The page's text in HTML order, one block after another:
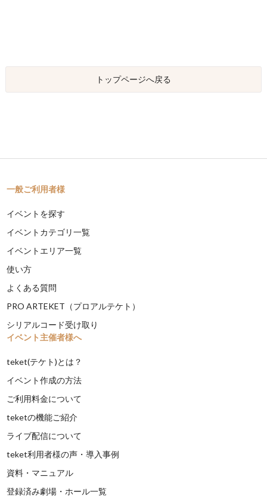
トップページへ戻る
一般ご利用者様
イベントを探す
イベントカテゴリ一覧
イベントエリア一覧
使い方
よくある質問
PRO ARTEKET（プロアルテケト）
シリアルコード受け取り
イベント主催者様へ
teket(テケト)とは？
イベント作成の方法
ご利用料金について
teketの機能ご紹介
ライブ配信について
teket利用者様の声・導入事例
資料・マニュアル
登録済み劇場・ホール一覧